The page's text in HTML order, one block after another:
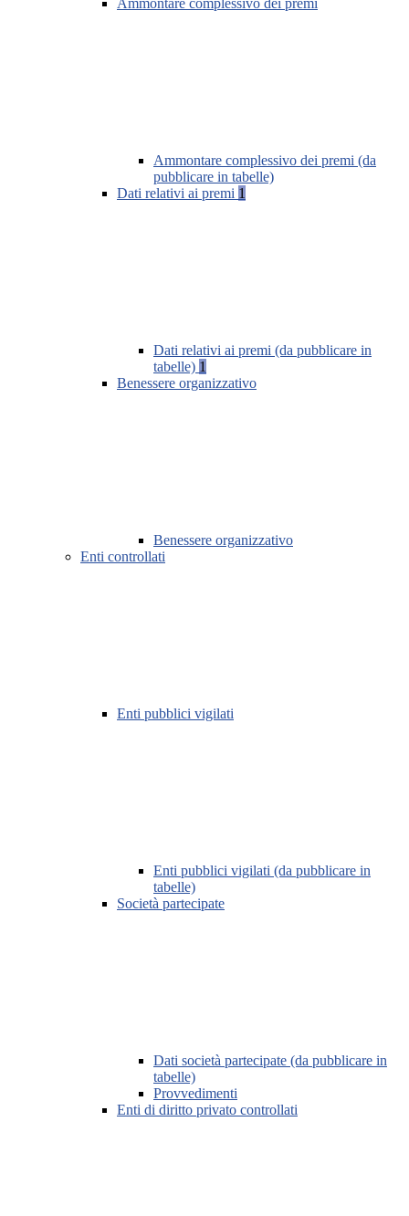
Ammontare complessivo dei premi
Ammontare complessivo dei premi (da
pubblicare in tabelle)
Dati relativi ai premi 1
Dati relativi ai premi (da pubblicare in
tabelle) 1
Benessere organizzativo
Benessere organizzativo
Enti controllati
Enti pubblici vigilati
Enti pubblici vigilati (da pubblicare in
tabelle)
Società partecipate
Dati società partecipate (da pubblicare in
tabelle)
Provvedimenti
Enti di diritto privato controllati